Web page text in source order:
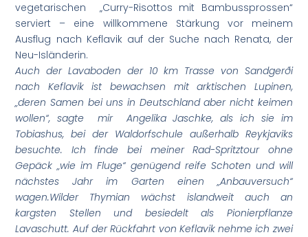
vegetarischen „Curry-Risottos mit Bambussprossen“
serviert – eine willkommene Stärkung vor meinem
Ausflug nach Keflavik auf der Suche nach Renata, der
Neu-Isländerin.
Auch der Lavaboden der 10 km Trasse von Sandgerði
nach Keflavik ist bewachsen mit arktischen Lupinen,
„deren Samen bei uns in Deutschland aber nicht keimen
wollen“, sagte mir Angelika Jaschke, als ich sie im
Tobiashus, bei der Waldorfschule außerhalb Reykjaviks
besuchte. Ich finde bei meiner Rad-Spritztour ohne
Gepäck „wie im Fluge“ genügend reife Schoten und will
nächstes Jahr im Garten einen „Anbauversuch“
wagen.Wilder Thymian wächst islandweit auch an
kargsten Stellen und besiedelt als Pionierpflanze
Lavaschutt. Auf der Rückfahrt von Keflavik nehme ich zwei